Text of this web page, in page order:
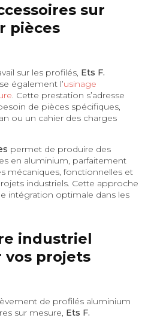
sur
pièces
sur les profilés, Ets F.
également l’usinage
. Cette prestation s’adresse
de pièces spécifiques,
ou un cahier des charges
permet de produire des
en aluminium, parfaitement
mécaniques, fonctionnelles et
industriels. Cette approche
intégration optimale dans les
industriel
vos projets
de profilés aluminium
sur mesure, Ets F.